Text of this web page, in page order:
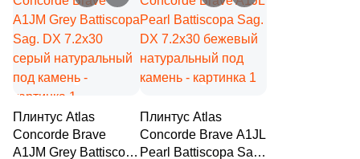
38.5x38.5 (1)
39.8x39.8 (2)
39,6x8 ( )
39.6x39.6 (
39.6x8 (5)
Плинтус Atlas
Concorde Brave
A1JM Grey Battiscopa
Плинтус Atlas
Concorde Brave A1JL
Pearl Battiscopa Sag.